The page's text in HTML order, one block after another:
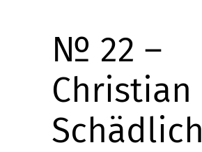
№ 22 –
Christian
Schädlich